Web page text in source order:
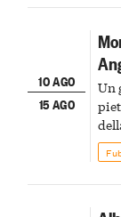
10 AGO
15 AGO
Un